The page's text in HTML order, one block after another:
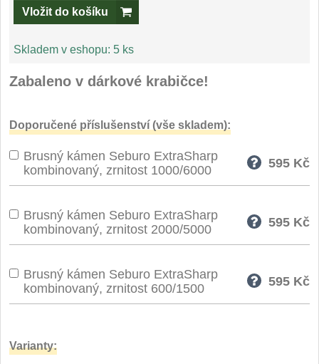
Brusné kameny
Sady nožů SEBURO 6
Nože Seburo SARADA 93
Nože Seburo HOKORI
Nože Seburo HOGANI 20
Nože Seburo WEST
Nože Tojiro
Vložit do košíku
Skladem v eshopu: 5 ks
Zabaleno v dárkové krabičce!
Doporučené příslušenství (vše skladem):
Brusný kámen Seburo ExtraSharp
kombinovaný, zrnitost 1000/6000
595 Kč
Brusný kámen Seburo ExtraSharp
kombinovaný, zrnitost 2000/5000
595 Kč
Brusný kámen Seburo ExtraSharp
kombinovaný, zrnitost 600/1500
595 Kč
Varianty: